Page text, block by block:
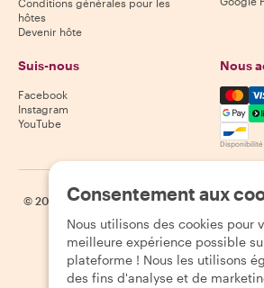
hôtes
Devenir hôte
Suis-nous
Facebook
Instagram
YouTube
Nous
Disponibilité
© 2026 Withlocals.com | Politique de
site
Consentement aux
Nous utilisons des cookies pour
meilleure expérience possible
plateforme ! Nous les utilisons
des fins d'analyse et de